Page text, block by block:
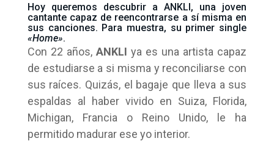
Hoy queremos descubrir a ANKLI, una joven
cantante capaz de reencontrarse a sí misma en
sus canciones. Para muestra, su primer single
«Home».
Con 22 años, ANKLI ya es una artista capaz
de estudiarse a si misma y reconciliarse con
sus raíces. Quizás, el bagaje que lleva a sus
espaldas al haber vivido en Suiza, Florida,
Michigan, Francia o Reino Unido, le ha
permitido madurar ese yo interior.